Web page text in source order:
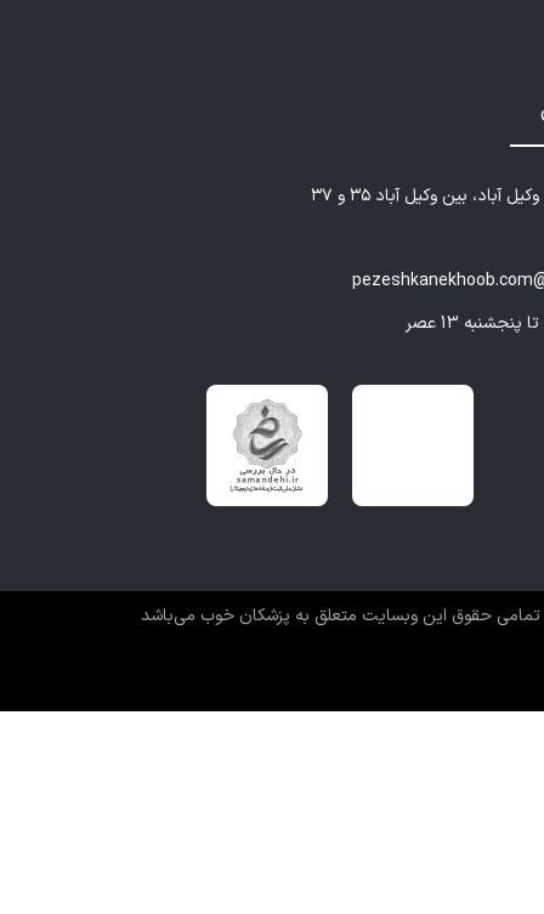
آباد، بین وکیل آباد ۳۵ و ۳۷
تمامی حقوق این وبسایت متعلق به پزشکان خوب می‌باشد